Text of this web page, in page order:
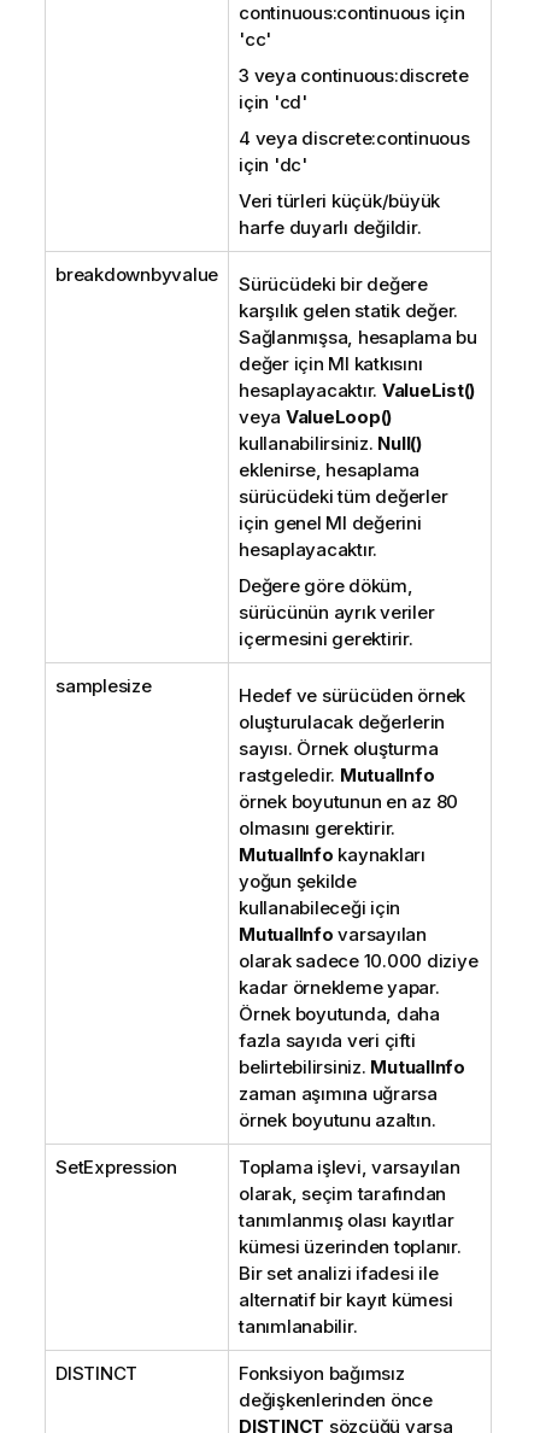
continuous:continuous için
'cc'
3 veya continuous:discrete
için 'cd'
4 veya discrete:continuous
için 'dc'
Veri türleri küçük/büyük
harfe duyarlı değildir.
breakdownbyvalue
Sürücüdeki bir değere
karşılık gelen statik değer.
Sağlanmışsa, hesaplama bu
değer için MI katkısını
hesaplayacaktır. ValueList()
veya ValueLoop()
kullanabilirsiniz. Null()
eklenirse, hesaplama
sürücüdeki tüm değerler
için genel MI değerini
hesaplayacaktır.
Değere göre döküm,
sürücünün ayrık veriler
içermesini gerektirir.
samplesize
Hedef ve sürücüden örnek
oluşturulacak değerlerin
sayısı. Örnek oluşturma
rastgeledir. MutualInfo
örnek boyutunun en az 80
olmasını gerektirir.
MutualInfo kaynakları
yoğun şekilde
kullanabileceği için
MutualInfo varsayılan
olarak sadece 10.000 diziye
kadar örnekleme yapar.
Örnek boyutunda, daha
fazla sayıda veri çifti
belirtebilirsiniz. MutualInfo
zaman aşımına uğrarsa
örnek boyutunu azaltın.
SetExpression
Toplama işlevi, varsayılan
olarak, seçim tarafından
tanımlanmış olası kayıtlar
kümesi üzerinden toplanır.
Bir set analizi ifadesi ile
alternatif bir kayıt kümesi
tanımlanabilir.
DISTINCT
Fonksiyon bağımsız
değişkenlerinden önce
DISTINCT sözcüğü varsa